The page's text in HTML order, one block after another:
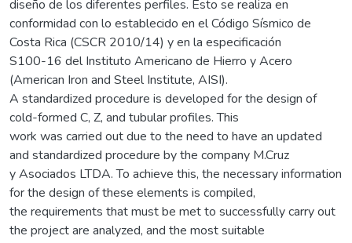
diseño de los diferentes perfiles. Esto se realiza en
conformidad con lo establecido en el Código Sísmico de
Costa Rica (CSCR 2010/14) y en la especificación
S100-16 del Instituto Americano de Hierro y Acero
(American Iron and Steel Institute, AISI).
A standardized procedure is developed for the design of
cold-formed C, Z, and tubular profiles. This
work was carried out due to the need to have an updated
and standardized procedure by the company M.Cruz
y Asociados LTDA. To achieve this, the necessary information
for the design of these elements is compiled,
the requirements that must be met to successfully carry out
the project are analyzed, and the most suitable